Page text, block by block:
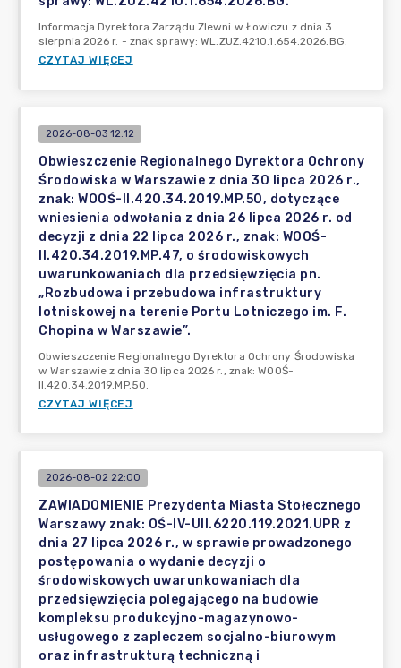
Informacja Dyrektora Zarządu Zlewni w Łowiczu z dnia 3
sierpnia 2026 r. - znak sprawy: WL.ZUZ.4210.1.654.2026.BG.
CZYTAJ WIĘCEJ
2026-08-03 12:12
Obwieszczenie Regionalnego Dyrektora Ochrony
Środowiska w Warszawie z dnia 30 lipca 2026 r.,
znak: WOOŚ-II.420.34.2019.MP.50, dotyczące
wniesienia odwołania z dnia 26 lipca 2026 r. od
decyzji z dnia 22 lipca 2026 r., znak: WOOŚ-
II.420.34.2019.MP.47, o środowiskowych
uwarunkowaniach dla przedsięwzięcia pn.
„Rozbudowa i przebudowa infrastruktury
lotniskowej na terenie Portu Lotniczego im. F.
Chopina w Warszawie”.
Obwieszczenie Regionalnego Dyrektora Ochrony Środowiska
w Warszawie z dnia 30 lipca 2026 r., znak: WOOŚ-
II.420.34.2019.MP.50.
CZYTAJ WIĘCEJ
2026-08-02 22:00
ZAWIADOMIENIE Prezydenta Miasta Stołecznego
Warszawy znak: OŚ-IV-UII.6220.119.2021.UPR z
dnia 27 lipca 2026 r., w sprawie prowadzonego
postępowania o wydanie decyzji o
środowiskowych uwarunkowaniach dla
przedsięwzięcia polegającego na budowie
kompleksu produkcyjno-magazynowo-
usługowego z zapleczem socjalno-biurowym
oraz infrastrukturą techniczną i